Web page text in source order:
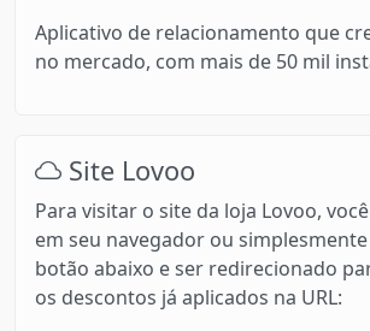
Aplicativo de relacionamento que
no mercado, com mais de 50 mil
Site Lovoo
Para visitar o site da loja Lovoo,
em seu navegador ou
botão abaixo e ser redirecionado
os descontos já aplicados na URL: